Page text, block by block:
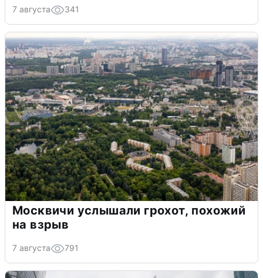
7 августа 341
Москвичи услышали грохот, похожий
на взрыв
7 августа 791